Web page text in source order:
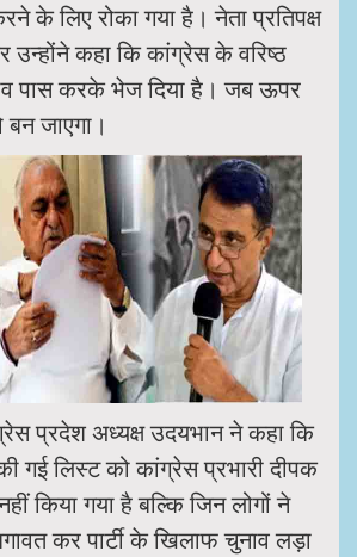
के लिए रोका गया है। नेता प्रतिपक्ष
कहा कि कांग्रेस के वरिष्ठ
पास करके भेज दिया है। जब ऊपर
जाएगा।
प्रदेश अध्यक्ष उदयभान ने कहा कि
गई लिस्ट को कांग्रेस प्रभारी दीपक
नहीं किया गया है बल्कि जिन लोगों ने
कर पार्टी के खिलाफ चुनाव लड़ा